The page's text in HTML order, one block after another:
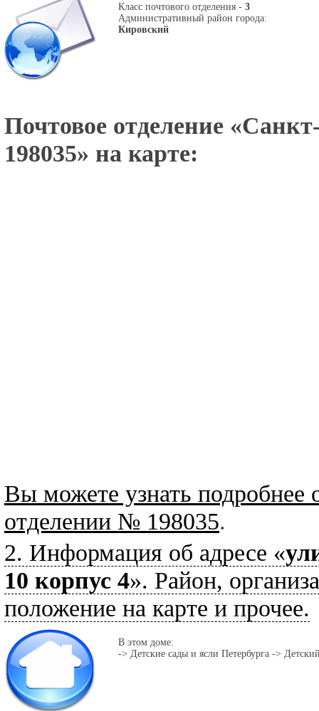
Класс почтового отделения - 3
Административный район города:
Кировский
Почтовое отделение «
198035» на карте:
Вы можете узнать подробнее
отделении № 198035.
2. Информация об адресе «
10 корпус 4». Район,
положение на карте и прочее.
В этом доме:
-> Детские сады и ясли Петербурга ->